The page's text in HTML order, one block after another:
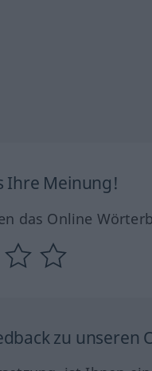
Ihre Meinung!
das Online
zu unseren